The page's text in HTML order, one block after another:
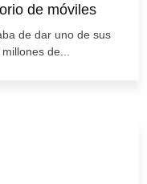
de móviles
de dar uno de sus
de...